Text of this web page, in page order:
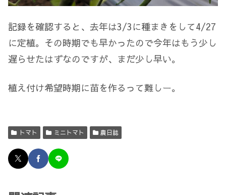
記録を確認すると、去年は3/3に種まきをして4/27
に定植。その時期でも早かったので今年はもう少し
遅らせたはずなのですが、まだ少し早い。
植え付け希望時期に苗を作るって難しー。
トマト ミニトマト 農日誌